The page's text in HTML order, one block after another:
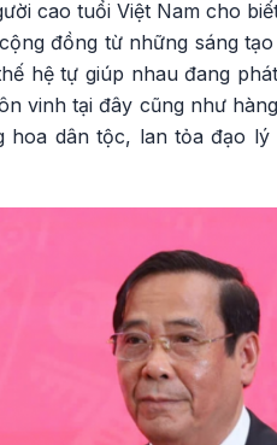
cao tuổi Việt Nam cho
đồng từ những sáng
hệ tự giúp nhau đang
vinh tại đây cũng như
dân tộc, lan tỏa đạo lý